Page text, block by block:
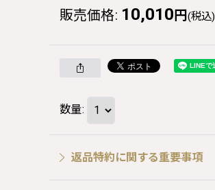
販売価格: 10,010 円 (税込)
数量:
返品特約に関する重要事項